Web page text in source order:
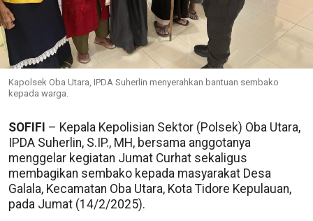
Kapolsek Oba Utara, IPDA Suherlin menyerahkan bantuan sembako
kepada warga.
SOFIFI – Kepala Kepolisian Sektor (Polsek) Oba Utara,
IPDA Suherlin, S.IP., MH, bersama anggotanya
menggelar kegiatan Jumat Curhat sekaligus
membagikan sembako kepada masyarakat Desa
Galala, Kecamatan Oba Utara, Kota Tidore Kepulauan,
pada Jumat (14/2/2025).